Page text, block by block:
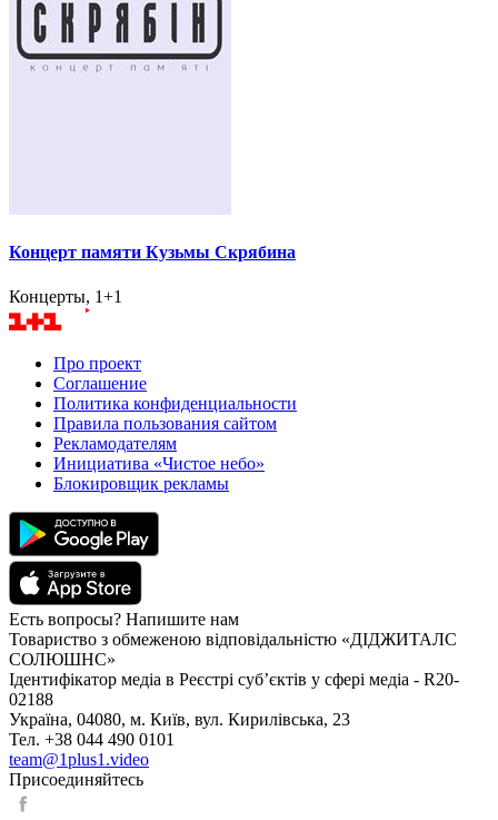
Концерт памяти Кузьмы Скрябина
Концерты, 1+1
Про проект
Соглашение
Политика конфиденциальности
Правила пользования сайтом
Рекламодателям
Инициатива «Чистое небо»
Блокировщик рекламы
Есть вопросы? Напишите нам
Товариство з обмеженою відповідальністю «ДІДЖИТАЛС
СОЛЮШНС»
Ідентифікатор медіа в Реєстрі суб’єктів у сфері медіа - R20-
02188
Україна, 04080, м. Київ, вул. Кирилівська, 23
Тел. +38 044 490 0101
team@1plus1.video
Присоединяйтесь